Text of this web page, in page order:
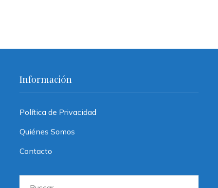
Información
Política de Privacidad
Quiénes Somos
Contacto